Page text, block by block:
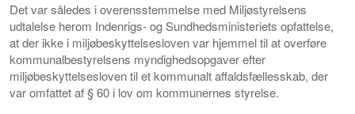
Det var således i overensstemmelse med Miljøstyrelsens
udtalelse herom Indenrigs- og Sundhedsministeriets opfattelse,
at der ikke i miljøbeskyttelsesloven var hjemmel til at overføre
kommunalbestyrelsens myndighedsopgaver efter
miljøbeskyttelsesloven til et kommunalt affaldsfællesskab, der
var omfattet af § 60 i lov om kommunernes styrelse.